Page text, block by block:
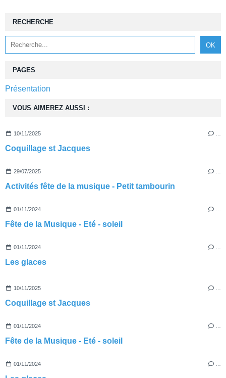
RECHERCHE
VOUS AIMEREZ AUSSI :
10/11/2025
Coquillage st Jacques
29/07/2025
Activités fête de la musique - Petit tambourin
01/11/2024
Fête de la Musique - Eté - soleil
01/11/2024
Les glaces
10/11/2025
Coquillage st Jacques
01/11/2024
Fête de la Musique - Eté - soleil
01/11/2024
PAGES
Présentation